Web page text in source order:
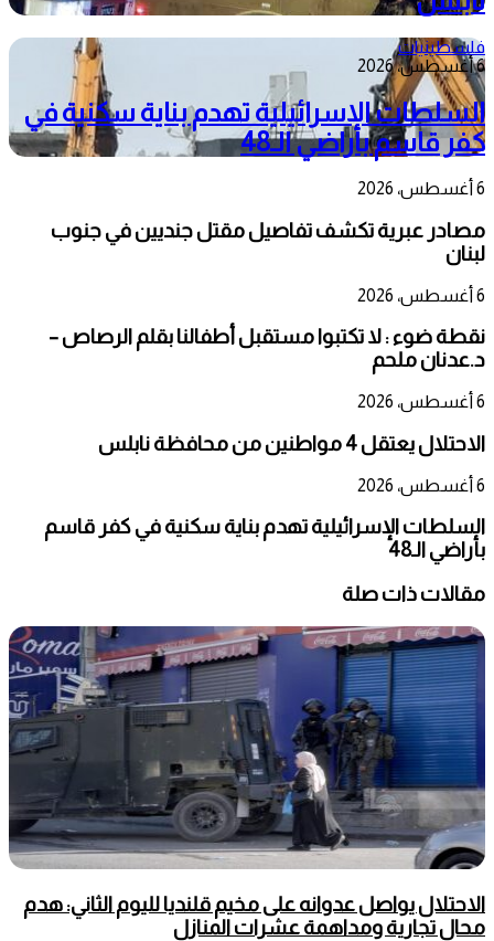
فلسطينيات
6 أغسطس، 2026
السلطات الإسرائيلية تهدم بناية سكنية في
كفر قاسم بأراضي الـ48
6 أغسطس، 2026
مصادر عبرية تكشف تفاصيل مقتل جنديين في جنوب
لبنان
6 أغسطس، 2026
نقطة ضوء : لا تكتبوا مستقبل أطفالنا بقلم الرصاص –
د.عدنان ملحم
6 أغسطس، 2026
الاحتلال يعتقل 4 مواطنين من محافظة نابلس
6 أغسطس، 2026
السلطات الإسرائيلية تهدم بناية سكنية في كفر قاسم
بأراضي الـ48
مقالات ذات صلة
الاحتلال يواصل عدوانه على مخيم قلنديا لليوم الثاني: هدم
محال تجارية ومداهمة عشرات المنازل